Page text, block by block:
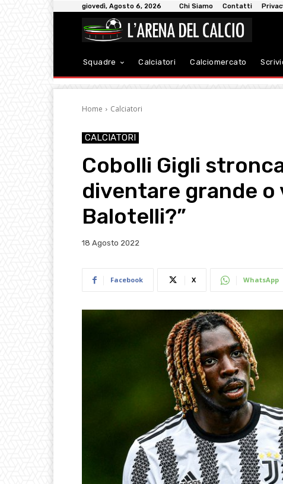
giovedì, Agosto 6, 2026 Chi Siamo Contatti
Squadre Calciatori Calciomercato
Home Calciatori
CALCIATORI
Cobolli Gigli
diventare grande o
Balotelli?”
18 Agosto 2022
Facebook X WhatsApp